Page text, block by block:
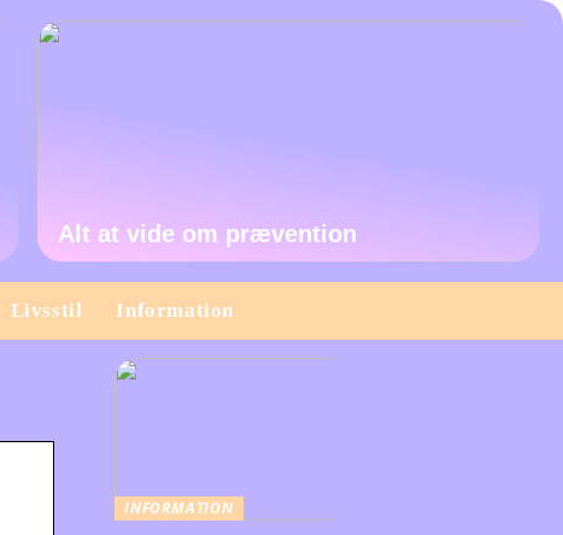
Alt at vide om prævention
Livsstil Information
INFORMATION